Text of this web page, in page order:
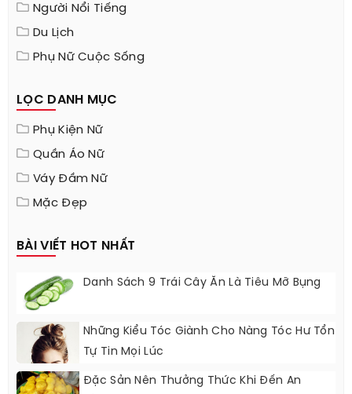
Người Nổi Tiếng
Du Lịch
Phụ Nữ Cuộc Sống
LỌC DANH MỤC
Phụ Kiện Nữ
Quần Áo Nữ
Váy Đầm Nữ
Mặc Đẹp
BÀI VIẾT HOT NHẤT
Danh Sách 9 Trái Cây Ăn Là Tiêu Mỡ Bụng
Những Kiểu Tóc Giành Cho Nàng Tóc Hư Tổn
Tự Tin Mọi Lúc
Đặc Sản Nên Thưởng Thức Khi Đến An